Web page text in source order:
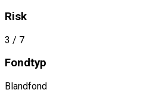
Risk
3 / 7
Fondtyp
Blandfond